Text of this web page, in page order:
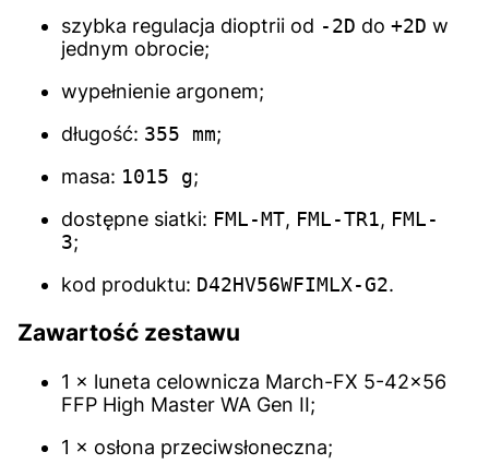
szybka regulacja dioptrii od -2D do +2D w
jednym obrocie;
wypełnienie argonem;
długość: 355 mm;
masa: 1015 g;
dostępne siatki: FML-MT, FML-TR1, FML-
3;
kod produktu: D42HV56WFIMLX-G2.
Zawartość zestawu
1 × luneta celownicza March-FX 5-42x56
FFP High Master WA Gen II;
1 × osłona przeciwsłoneczna;